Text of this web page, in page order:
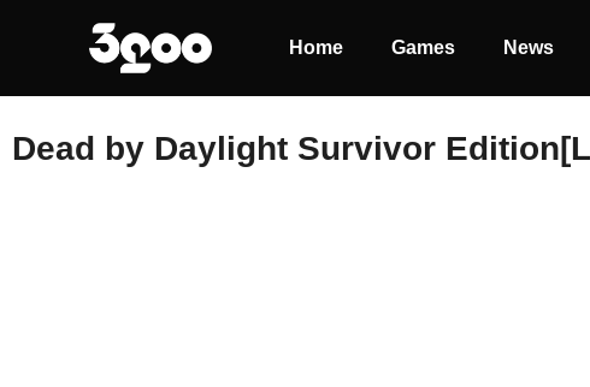
Home Games News
Dead by Daylight Survivor